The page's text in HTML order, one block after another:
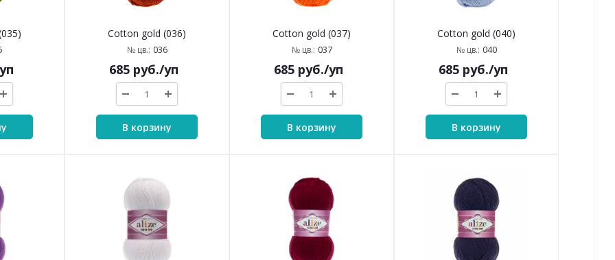
Cotton gold (036)
№ цв.: 036
685руб./уп
В корзину
Cotton gold (037)
№ цв.: 037
685руб./уп
В корзину
Cotton gold (040)
№ цв.: 040
685руб./уп
В корзину